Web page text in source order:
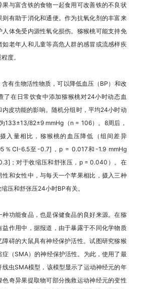
果与富含铁的食物一起食用可改善铁的不良状
则有助于消化和通便。作为抗氧化剂的丰富来
人体免受内源性氧化损伤。猕猴桃可能支持免
如老年人和儿童等高危人群的感冒或流感样疾
度。
有生物活性物质，可以降低血压（BP）和改
了在日常饮食中添加猕猴桃对24小时动态血
内皮功能的影响。随机分组时，平均24小时动
133±13/82±9 mmHg（n = 106）。8周后，
入量相比，猕猴桃的血压降低（组间差异
％CI-6.5至-0.7]，p = 0.017和-1.9 mmHg
；对于收缩压和舒张压，p = 0.040）。在
性和女性中，与每天一个苹果相比，摄入三种
压和舒张压24小时BP有关。
种功能食品，也是保健食品的良好来源。在猕
益作用中，据报道，由于暴露于不同化学物质
障碍的大鼠具有神经保护活性。试图研究猕猴
症（SMA）的神经保护活性。为此，使用了最
线虫SMA模型，该模型显示了运动神经元的年
色奇异果提取物可部分挽救运动神经元的变性